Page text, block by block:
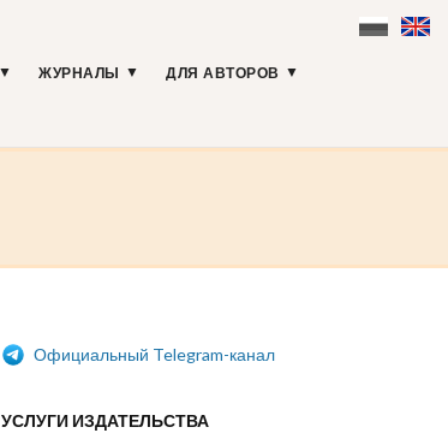
ЖУРНАЛЫ ДЛЯ АВТОРОВ
Официальный Telegram-канал
УСЛУГИ ИЗДАТЕЛЬСТВА